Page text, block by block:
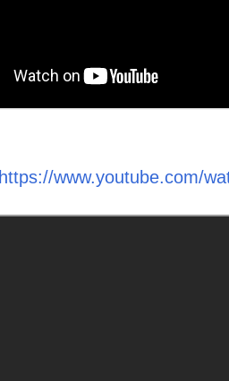
https://www.youtube.com/